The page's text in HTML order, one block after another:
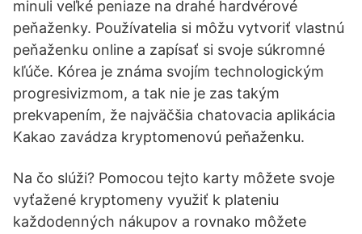
minuli veľké peniaze na drahé hardvérové
peňaženky. Používatelia si môžu vytvoriť vlastnú
peňaženku online a zapísať si svoje súkromné
kľúče. Kórea je známa svojím technologickým
progresivizmom, a tak nie je zas takým
prekvapením, že najväčšia chatovacia aplikácia
Kakao zavádza kryptomenovú peňaženku.
Na čo slúži? Pomocou tejto karty môžete svoje
vyťažené kryptomeny využiť k plateniu
každodenných nákupov a rovnako môžete